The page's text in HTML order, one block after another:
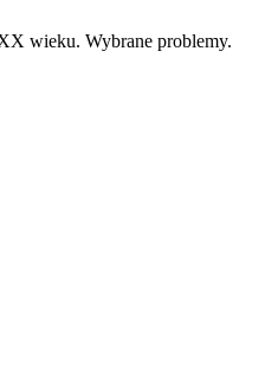
wieku. Wybrane problemy.